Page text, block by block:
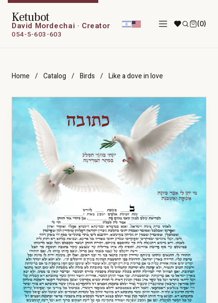
Ketubot
David Mordechai · Creator
054-5-603-603
(0)
Home / Catalog / Birds / Like a dove in love